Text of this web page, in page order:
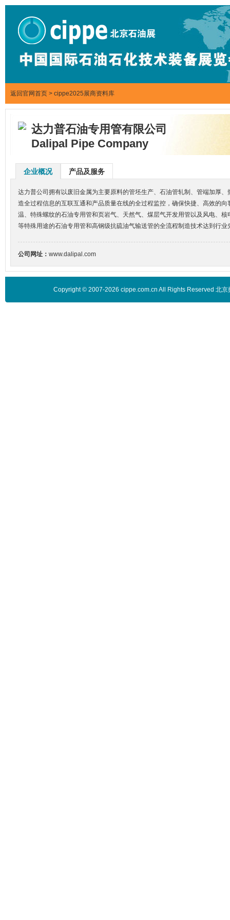
返回官网首页 > cippe2025展商资料库
达力普石油专用管有限公司
Dalipal Pipe Company
企业概况 产品及服务
达力普公司拥有以废旧金属为主要原料的管坯生产、石油管轧制、管端加厚
造全过程信息的互联互通和产品质量在线的全过程监控，确保快捷、高效的
温、特殊螺纹的石油专用管和页岩气、天然气、煤层气开发用管以及风电、
等特殊用途的石油专用管和高钢级抗硫油气输送管的全流程制造技术达到行
公司网址： www.dalipal.com
Copyright © 2007-2026 cippe.com.cn All Rights Reserved